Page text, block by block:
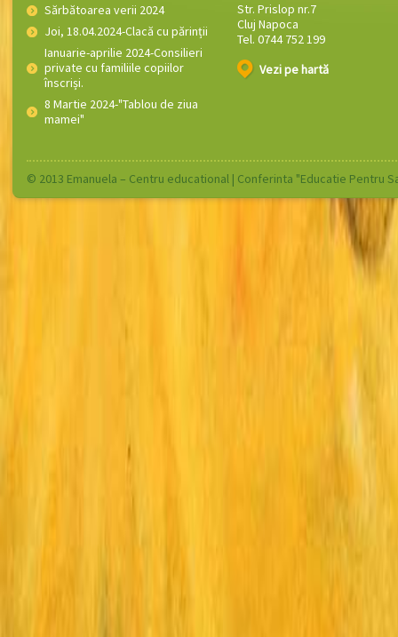
Sărbătoarea verii 2024
Joi, 18.04.2024-Clacă cu părinții
Ianuarie-aprilie 2024-Consilieri
private cu familiile copiilor
înscriși.
8 Martie 2024-"Tablou de ziua
mamei"
Str. Prislop nr.7
Cluj Napoca
Tel. 0744 752 199
Vezi pe hartă
© 2013 Emanuela – Centru educational | Conferinta "Educatie Pentru